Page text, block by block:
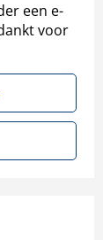
een e-
voor